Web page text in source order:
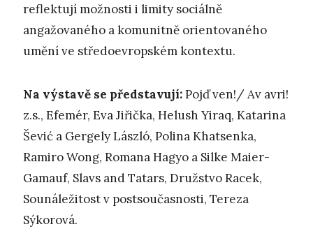
reflektují možnosti i limity sociálně
angažovaného a komunitně orientovaného
umění ve středoevropském kontextu.
Na výstavě se představují:Pojď ven!/ Av avri!
z.s., Efemér, Eva Jiřička, Helush Yiraq, Katarina
Šević a Gergely László, Polina Khatsenka,
Ramiro Wong, Romana Hagyo a Silke Maier-
Gamauf, Slavs and Tatars, Družstvo Racek,
Sounáležitost v postsoučasnosti, Tereza
Sýkorová.